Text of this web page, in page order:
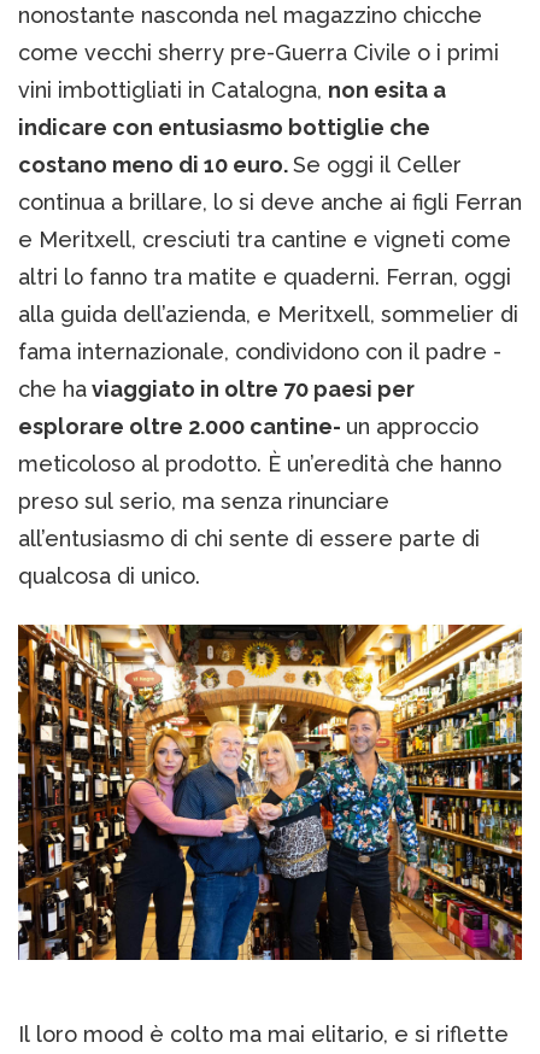
nonostante nasconda nel magazzino chicche
come vecchi sherry pre-Guerra Civile o i primi
vini imbottigliati in Catalogna, non esita a
indicare con entusiasmo bottiglie che
costano meno di 10 euro.Se oggi il Celler
continua a brillare, lo si deve anche ai figli Ferran
e Meritxell, cresciuti tra cantine e vigneti come
altri lo fanno tra matite e quaderni. Ferran, oggi
alla guida dell’azienda, e Meritxell, sommelier di
fama internazionale, condividono con il padre -
che haviaggiato in oltre 70 paesi per
esplorare oltre 2.000 cantine- un approccio
meticoloso al prodotto. È un’eredità che hanno
preso sul serio, ma senza rinunciare
all’entusiasmo di chi sente di essere parte di
qualcosa di unico.
Il loro mood è colto ma mai elitario, e si riflette